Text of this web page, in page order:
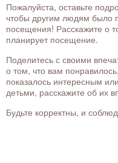
Пожалуйста, оставьте
чтобы другим людям было
посещения! Расскажите о
планирует посещение.
Поделитесь с своими
о том, что вам
показалось интересным
детьми, расскажите об их
Будьте корректны, и